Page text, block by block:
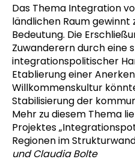
Das Thema Integration
ländlichen Raum gewinnt
Bedeutung. Die
Zuwanderern durch eine
integrationspolitischer
Etablierung einer
Willkommenskultur
Stabilisierung der
Mehr zu diesem Thema
Projektes
Regionen im
und Claudia Bolte